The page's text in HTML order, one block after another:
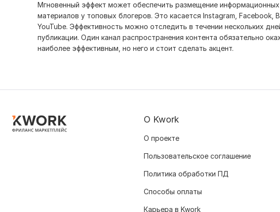
Мгновенный эффект может обеспечить размещение информационных
материалов у топовых блогеров. Это касается Instagram, Facebook,
YouTube. Эффективность можно отследить в течении нескольких
публикации. Один канал распространения контента обязательно
наиболее эффективным, но него и стоит сделать акцент.
О Kwork
О проекте
Пользовательское соглашение
Политика обработки ПД
Способы оплаты
Карьера в Kwork